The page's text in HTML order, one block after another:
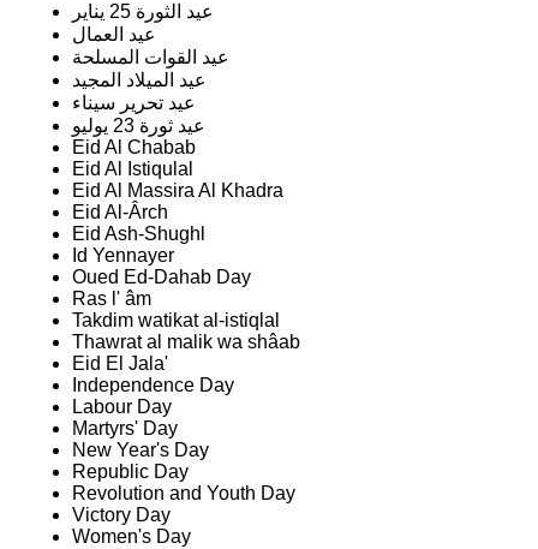
عيد الثورة 25 يناير
عيد العمال
عيد القوات المسلحة
عيد الميلاد المجيد
عيد تحرير سيناء
عيد ثورة 23 يوليو
Eid Al Chabab
Eid Al Istiqulal
Eid Al Massira Al Khadra
Eid Al-Ârch
Eid Ash-Shughl
Id Yennayer
Oued Ed-Dahab Day
Ras l' âm
Takdim watikat al-istiqlal
Thawrat al malik wa shâab
Eid El Jala'
Independence Day
Labour Day
Martyrs' Day
New Year's Day
Republic Day
Revolution and Youth Day
Victory Day
Women's Day